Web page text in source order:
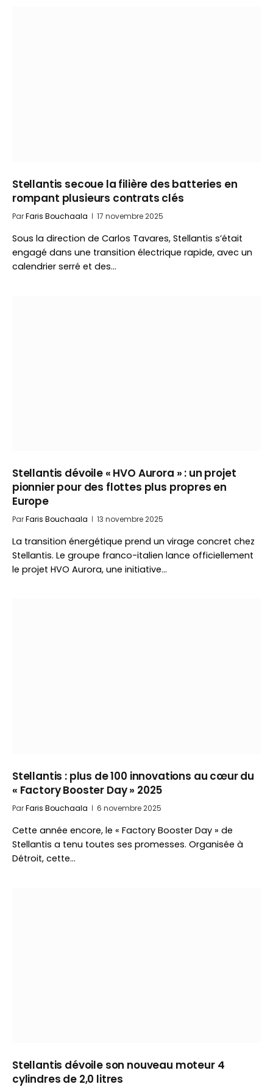
Stellantis secoue la filière des batteries en
rompant plusieurs contrats clés
ParFaris Bouchaala 17 novembre 2025
Sous la direction de Carlos Tavares, Stellantis s’était
engagé dans une transition électrique rapide, avec un
calendrier serré et des…
Stellantis dévoile « HVO Aurora » : un projet
pionnier pour des flottes plus propres en
Europe
ParFaris Bouchaala 13 novembre 2025
La transition énergétique prend un virage concret chez
Stellantis. Le groupe franco-italien lance officiellement
le projet HVO Aurora, une initiative…
Stellantis : plus de 100 innovations au cœur du
« Factory Booster Day » 2025
ParFaris Bouchaala 6 novembre 2025
Cette année encore, le « Factory Booster Day » de
Stellantis a tenu toutes ses promesses. Organisée à
Détroit, cette…
Stellantis dévoile son nouveau moteur 4
cylindres de 2,0 litres